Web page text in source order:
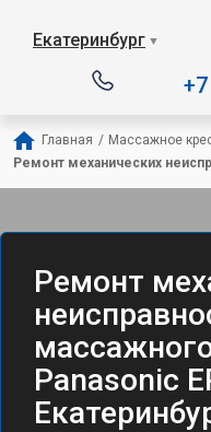
Екатеринбург ▼
Главная / Массажное
Ремонт механических
Ремонт
Panasonic